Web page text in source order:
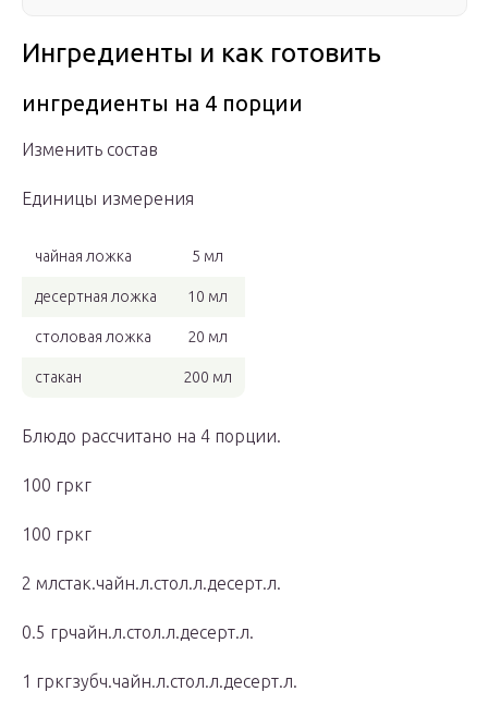
Ингредиенты и как готовить
ингредиенты на 4 порции
Изменить состав
Единицы измерения
чайная ложка 5 мл
десертная ложка 10 мл
столовая ложка 20 мл
стакан 200 мл
Блюдо рассчитано на 4 порции.
100 гркг
100 гркг
2 млстак.чайн.л.стол.л.десерт.л.
0.5 грчайн.л.стол.л.десерт.л.
1 гркгзубч.чайн.л.стол.л.десерт.л.